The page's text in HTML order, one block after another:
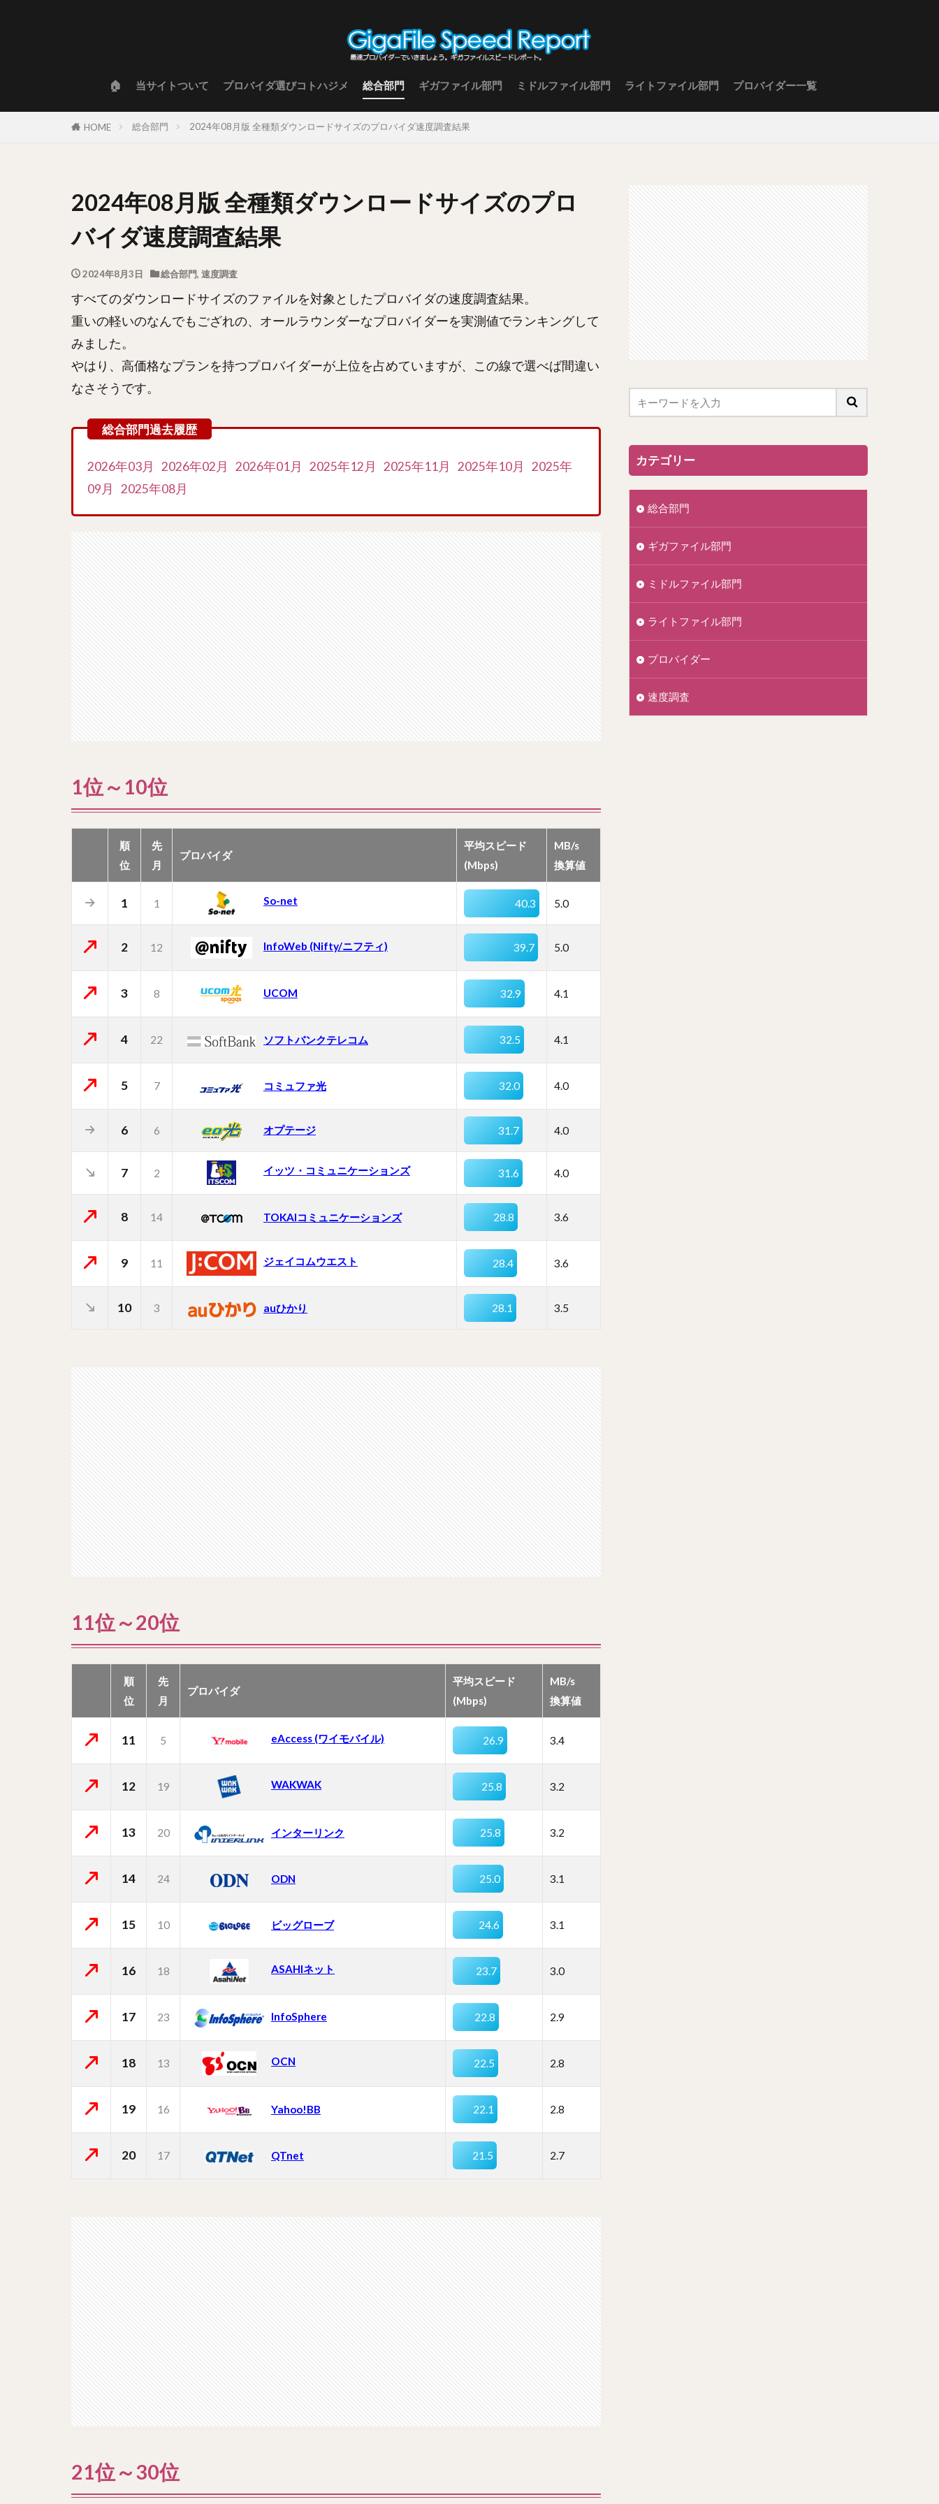
🏠 当サイトついて プロバイダ選びコトハジメ 総合部門 ギガファイル部門 ミドルファイル部門 ライトファイル部門 プロバイダー一覧
HOME 総合部門 2024年08月版 全種類ダウンロードサイズのプロバイダ速度調査結果
2024年08月版 全種類ダウンロードサイズのプロ
バイダ速度調査結果
2024年8月3日 総合部門, 速度調査
すべてのダウンロードサイズのファイルを対象としたプロバイダの速度調査結果。
重いの軽いのなんでもござれの、オールラウンダーなプロバイダーを実測値でランキングして
みました。
やはり、高価格なプランを持つプロバイダーが上位を占めていますが、この線で選べば間違い
なさそうです。
2026年03月 2026年02月 2026年01月 2025年12月 2025年11月 2025年10月
2025年
09月
2025年08月
1位～10位
順
位
先
月
プロバイダ
平均スピード
(Mbps)
MB/s
換算値
1 1 So-net 40.3 5.0
2 12 InfoWeb (Nifty/ニフティ) 39.7 5.0
3 8 UCOM 32.9 4.1
4 22 ソフトバンクテレコム 32.5 4.1
5 7 コミュファ光 32.0 4.0
6 6 オプテージ 31.7 4.0
7 2 イッツ・コミュニケーションズ 31.6 4.0
8 14 TOKAIコミュニケーションズ 28.8 3.6
9 11 ジェイコムウエスト 28.4 3.6
10 3 auひかり 28.1 3.5
11位～20位
順
位
先
月
プロバイダ
平均スピード
(Mbps)
MB/s
換算値
11 5 eAccess (ワイモバイル) 26.9 3.4
12 19 WAKWAK 25.8 3.2
13 20 インターリンク 25.8 3.2
14 24 ODN 25.0 3.1
15 10 ビッグローブ 24.6 3.1
16 18 ASAHIネット 23.7 3.0
17 23 InfoSphere 22.8 2.9
18 13 OCN 22.5 2.8
19 16 Yahoo!BB 22.1 2.8
20 17 QTnet 21.5 2.7
21位～30位
カテゴリー
総合部門
ギガファイル部門
ミドルファイル部門
ライトファイル部門
プロバイダー
速度調査